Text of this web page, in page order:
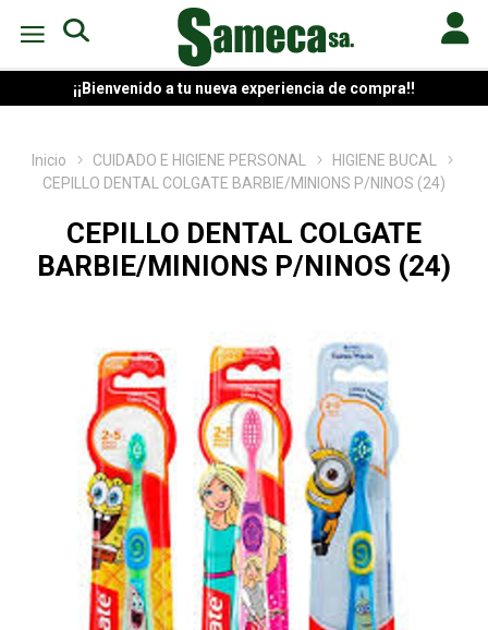
¡¡Bienvenido a tu nueva experiencia de compra!!
Inicio CUIDADO E HIGIENE PERSONAL
HIGIENE BUCAL
CEPILLO DENTAL COLGATE BARBIE/MINIONS P/NINOS (24)
CEPILLO DENTAL COLGATE
BARBIE/MINIONS P/NINOS (24)